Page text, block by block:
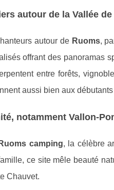
autour de la Vallée
autour de Ruoms,
offrant des panoramas
entre forêts,
aussi bien aux
notamment Vallon-
Ruoms camping, la célèbre
ce site mêle beauté
Chauvet.